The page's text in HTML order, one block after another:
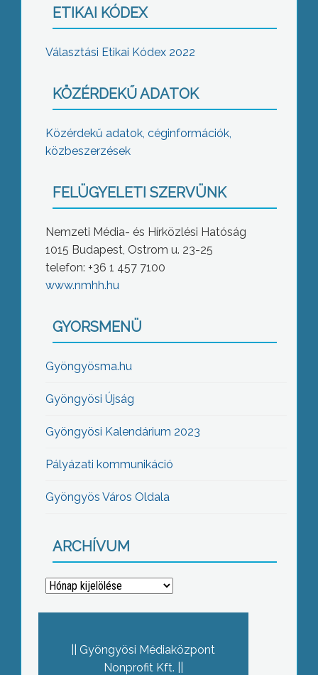
ETIKAI KÓDEX
Választási Etikai Kódex 2022
KÖZÉRDEKŰ ADATOK
Közérdekű adatok, céginformációk,
közbeszerzések
FELÜGYELETI SZERVÜNK
Nemzeti Média- és Hírközlési Hatóság
1015 Budapest, Ostrom u. 23-25
telefon: +36 1 457 7100
www.nmhh.hu
GYORSMENÜ
Gyöngyösma.hu
Gyöngyösi Újság
Gyöngyösi Kalendárium 2023
Pályázati kommunikáció
Gyöngyös Város Oldala
ARCHÍVUM
Archívum
Gyöngyösi Médiaközpont
Nonprofit Kft.